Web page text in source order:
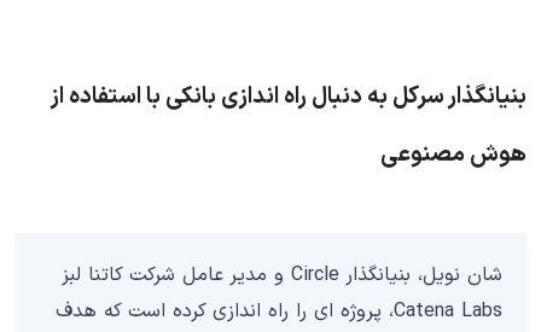
بنیانگذار سرکل به دنبال راه اندازی بانکی با استفاده از
هوش مصنوعی
شان نویل، بنیانگذار Circle و مدیر عامل شرکت کاتنا لبز
Catena Labs، پروژه ای را راه اندازی کرده است که هدف